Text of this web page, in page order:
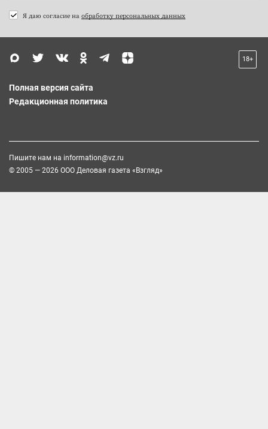
Я даю согласие на обработку персональных данных
18+
Полная версия сайта
Редакционная политика
Пишите нам на information@vz.ru
© 2005 — 2026 ООО Деловая газета «Взгляд»